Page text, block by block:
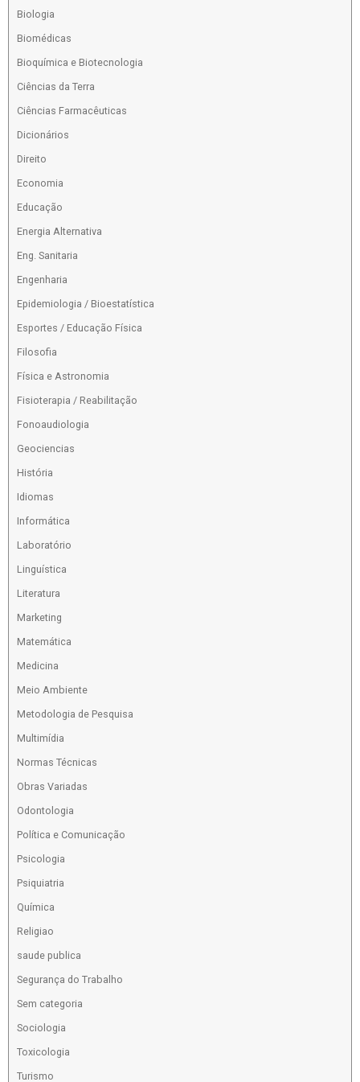
Biologia
Biomédicas
Bioquímica e Biotecnologia
Ciências da Terra
Ciências Farmacêuticas
Dicionários
Direito
Economia
Educação
Energia Alternativa
Eng. Sanitaria
Engenharia
Epidemiologia / Bioestatística
Esportes / Educação Física
Filosofia
Física e Astronomia
Fisioterapia / Reabilitação
Fonoaudiologia
Geociencias
História
Idiomas
Informática
Laboratório
Linguística
Literatura
Marketing
Matemática
Medicina
Meio Ambiente
Metodologia de Pesquisa
Multimídia
Normas Técnicas
Obras Variadas
Odontologia
Política e Comunicação
Psicologia
Psiquiatria
Química
Religiao
saude publica
Segurança do Trabalho
Sem categoria
Sociologia
Toxicologia
Turismo